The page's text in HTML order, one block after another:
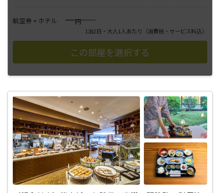
航空券 + ホテル ――――円
1泊2日・大人1人あたり （消費税・サービス料込）